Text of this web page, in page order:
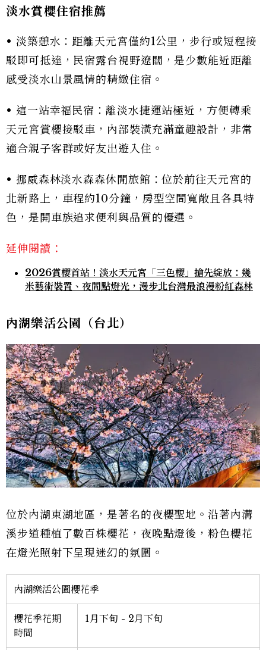
淡水賞櫻住宿推薦
• 淡築憩水：距離天元宮僅約1公里，步行或短程接
駁即可抵達，民宿露台視野遼闊，是少數能近距離
感受淡水山景風情的精緻住宿。
• 這一站幸福民宿：離淡水捷運站極近，方便轉乘
天元宮賞櫻接駁車，內部裝潢充滿童趣設計，非常
適合親子客群或好友出遊入住。
• 挪威森林淡水森森休閒旅館：位於前往天元宮的
北新路上，車程約10分鐘，房型空間寬敞且各具特
色，是開車族追求便利與品質的優選。
延伸閱讀：
2026賞櫻首站！淡水天元宮「三色櫻」搶先綻放：幾
米藝術裝置、夜間點燈光，漫步北台灣最浪漫粉紅森林
內湖樂活公園（台北）
位於內湖東湖地區，是著名的夜櫻聖地。沿著內溝
溪步道種植了數百株櫻花，夜晚點燈後，粉色櫻花
在燈光照射下呈現迷幻的氛圍。
內湖樂活公園櫻花季
櫻花季花期
時間
1月下旬 - 2月下旬